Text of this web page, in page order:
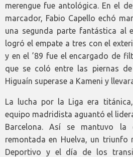
merengue fue antológica. En el
marcador, Fabio Capello echó
una segunda parte fantástica al
logró el empate a tres con el
y en el ’89 fue el encargado de
que se coló entre las piernas
Higuaín superase a Kameni y
La lucha por la Liga era
equipo madridista aguantó el
Barcelona. Así se mantuvo la
remontada en Huelva, un
Deportivo y el día de los